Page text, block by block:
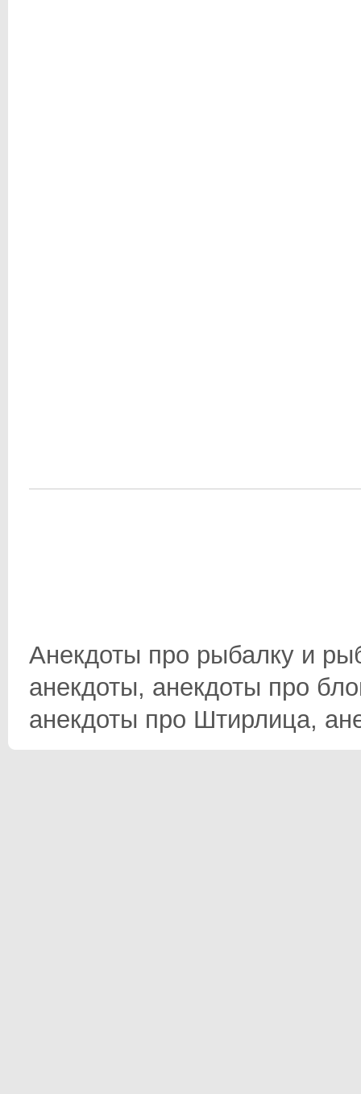
Анекдоты про рыбалку и
анекдоты, анекдоты про
анекдоты про Штирлица,